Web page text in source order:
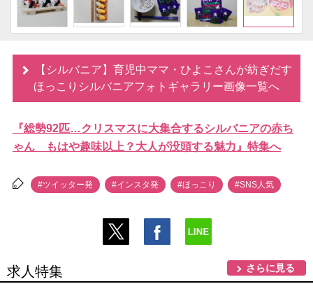
【シルバニア】育児中ママ・ひよこさんが紡ぎだす
ほっこりシルバニアフォトギャラリー画像一覧へ
『総勢92匹…クリスマスに大集合するシルバニアの赤ち
ゃん もはや趣味以上？大人が没頭する魅力』特集へ
#ツイッター発 #インスタ発 #ほっこり #SNS人気
求人特集 さらに見る